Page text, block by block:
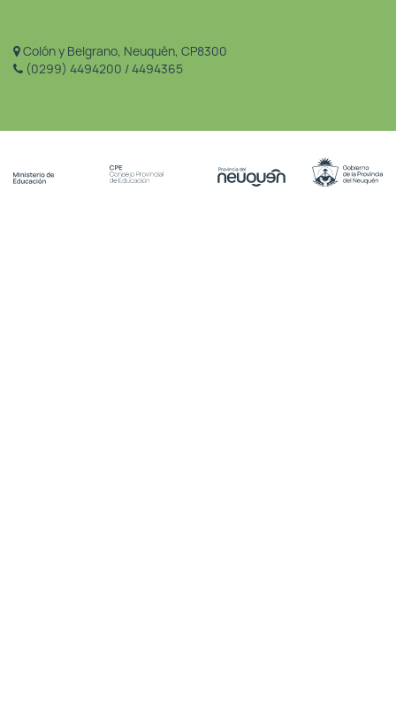
Colón y Belgrano, Neuquén, CP8300
(0299) 4494200 / 4494365